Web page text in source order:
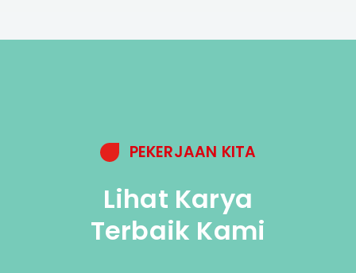
PEKERJAAN KITA
Lihat Karya
Terbaik Kami